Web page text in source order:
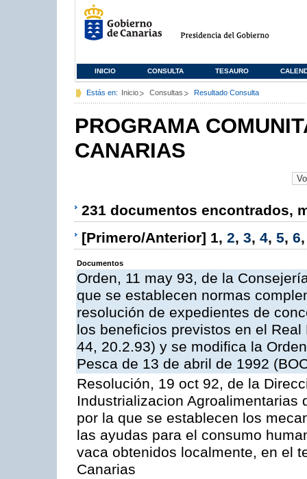
INICIO CONSULTA TESAURO
Estás en: Inicio Consultas Resultado Consulta
PROGRAMA
CANARIAS
231 documentos encontrados,
[Primero/Anterior] 1, 2, 3, 4, 5, 6
Documentos
Orden, 11 may 93, de la
que se establecen normas
resolución de expedientes de
los beneficios previstos en el
44, 20.2.93) y se modifica la
Pesca de 13 de abril de 1992
Resolución, 19 oct 92, de la
Industrializacion Agroalimentarias
por la que se establecen los
las ayudas para el consumo
vaca obtenidos localmente, en el
Canarias